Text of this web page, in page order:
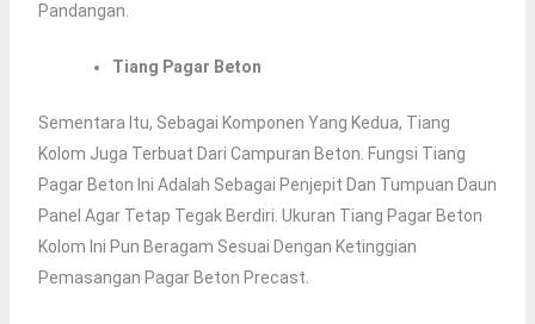
Pandangan.
Tiang Pagar Beton
Sementara Itu, Sebagai Komponen Yang Kedua, Tiang
Kolom Juga Terbuat Dari Campuran Beton. Fungsi Tiang
Pagar Beton Ini Adalah Sebagai Penjepit Dan Tumpuan Daun
Panel Agar Tetap Tegak Berdiri. Ukuran Tiang Pagar Beton
Kolom Ini Pun Beragam Sesuai Dengan Ketinggian
Pemasangan Pagar Beton Precast.